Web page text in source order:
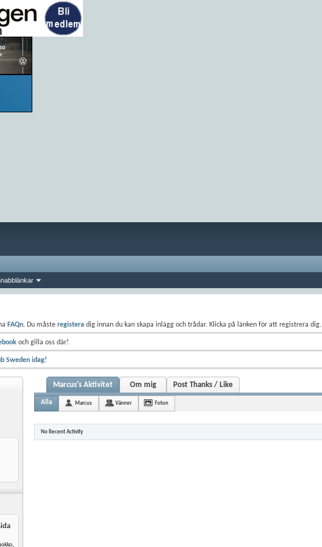
FAQn. Du måste registera dig innan du kan skapa inlägg och trådar. Klicka på länken för att registrera dig.
och gilla oss där!
Sweden idag!
,
Marcus's Aktivitet Om mig Post Thanks / Like
Alla Marcus Vänner Foton
No Recent Activity